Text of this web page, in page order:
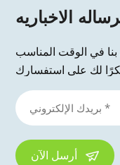
الاخباريه
بنا في الوقت المناسب